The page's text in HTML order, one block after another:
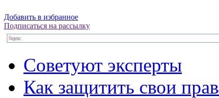
Добавить в избранное
Подписаться на рассылку
Советуют эксперты
Как защитить свои